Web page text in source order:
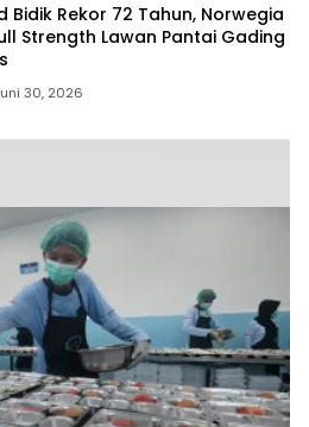
Bidik Rekor 72 Tahun, Norwegia
Strength Lawan Pantai Gading
30, 2026